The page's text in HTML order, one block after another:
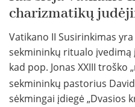
charizmatikų
Vatikano II Susirinkimas
sekmininkų ritualo įvedimą
kad pop. Jonas XXIII troško
sekmininkų pastorius
sėkmingai įdiegė „Dvasios